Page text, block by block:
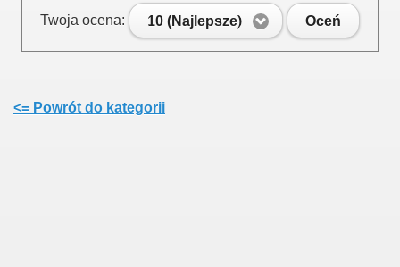
Twoja ocena: 10 (Najlepsze) Oceń
<= Powrót do kategorii